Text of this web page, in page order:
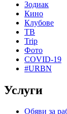
Зодиак
Кино
Клубове
ТВ
Trip
Фото
COVID-19
#URBN
Услуги
Обяви за